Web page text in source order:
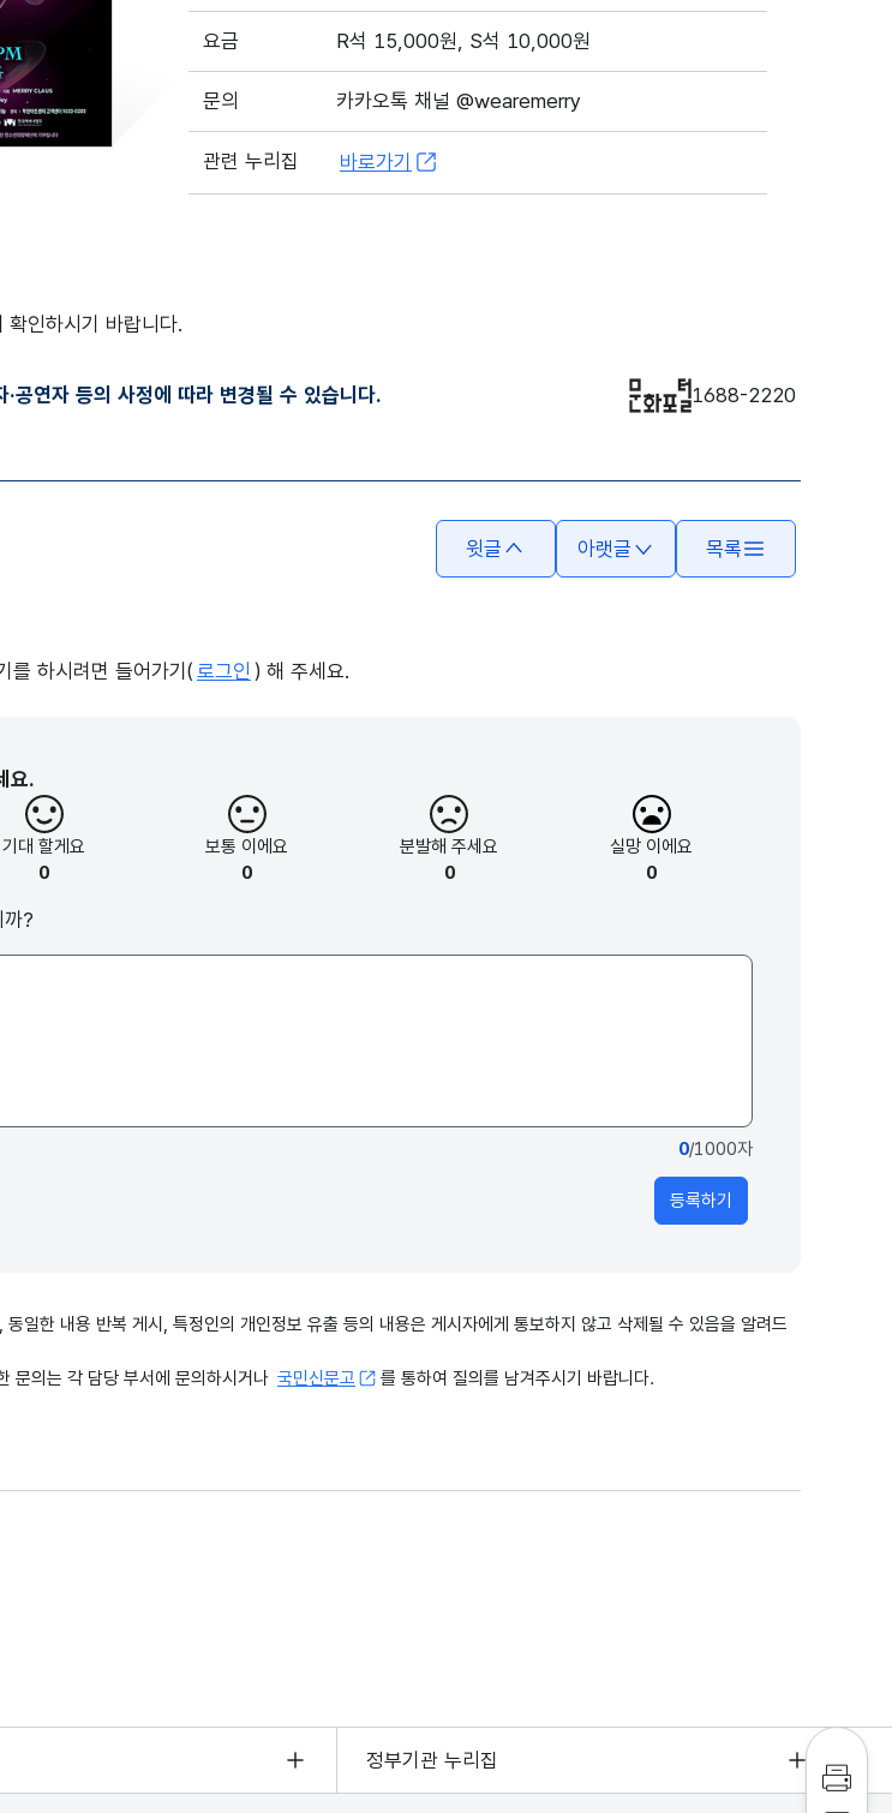
요금 R석 15,000원, S석 10,000원
문의 카카오톡 채널 @wearemerry
관련 누리집 바로가기
인하시기 바랍니다.
·공연자 등의 사정에 따라 변경될 수 있습니다. 1688-2220
윗글 아랫글 목록
를 하시려면 들어가기( 로그인 ) 해 주세요.
요.
기대할게요
0
보통 이에요
0
분발해주세요
0
실망 이에요
0
?
0/1000자
등록하기
동일한 내용 반복 게시, 특정인의 개인정보 유출 등의 내용은 게시자에게 통보하지 않고 삭제될 수 있음을 알려드
문의는 각 담당 부서에 문의하시거나 국민신문고 를 통하여 질의를 남겨주시기 바랍니다.
인쇄
정부기관 누리집